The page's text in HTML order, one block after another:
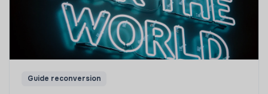
Guide reconversion